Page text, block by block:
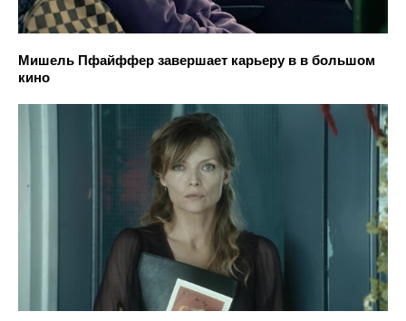
Мишель Пфайффер завершает карьеру в в большом
кино